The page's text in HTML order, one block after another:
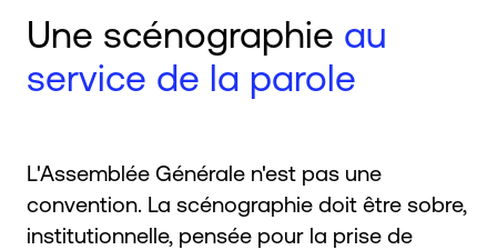
Une scénographie au
service de la parole
L'Assemblée Générale n'est pas une
convention. La scénographie doit être sobre,
institutionnelle, pensée pour la prise de